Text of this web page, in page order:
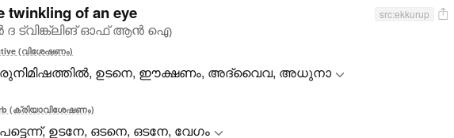
twinkling of an eye
ദ ട്വിങ്ക്ലിങ് ഓഫ് ആൻ ഐ
src:ekkurup
(വിശേഷണം)
ഉടനെ, ഈക്ഷണം, അദ്വൈവ, അധുനാ
(ക്രിയാവിശേഷണം)
ഉടനേ, ഒടനെ, ഒടനേ, വേഗം